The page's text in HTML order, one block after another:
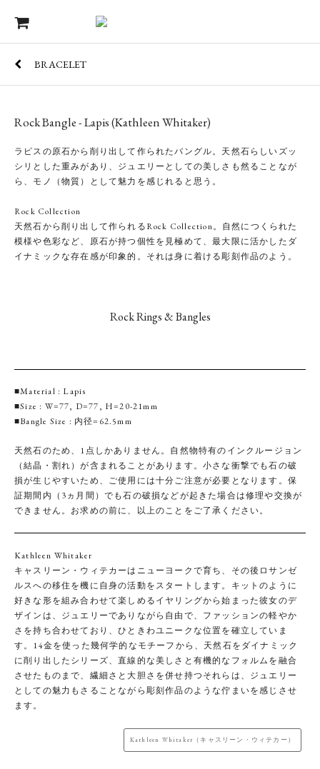
BRACELET
Rock Bangle - Lapis (Kathleen Whitaker)
ラピスの原石から削り出して作られたバングル。天然石らしいズッ
シリとした重みがあり、ジュエリーとしての美しさも然ることなが
ら、モノ（物質）として魅力を感じれると思う。
Rock Collection
天然石から削り出して作られるRock Collection。自然につくられた
模様や色彩など、原石が持つ個性を見極めて、最大限に活かしたダ
イナミックな存在感が印象的。それは身に着ける彫刻作品のよう。
Rock Rings & Bangles
■Material : Lapis
■Size : W=77, D=77, H=20-21mm
■Bangle Size : 内径=62.5mm
天然石のため、1点しかありません。自然物特有のインクルージョン
（結晶・割れ）が含まれることがあります。小さな衝撃でも石の破
損が生じやすいため、ご使用には十分ご注意が必要となります。保
証期間内（3ヵ月間）でも石の破損などが起きた場合は修理や交換が
できません。お求めの前に、以上のことをご了承ください。
Kathleen Whitaker
キャスリーン・ウィテカーはニューヨークで育ち、その後ロサンゼ
ルスへの移住を機に自身の活動をスタートします。キットのように
好きな形を組み合わせて楽しめるイヤリングから始まった彼女のデ
ザインは、ジュエリーでありながら自由で、ファッションの軽やか
さを持ち合わせており、ひときわユニークな位置を確立していま
す。14金を使った幾何学的なモチーフから、天然石をダイナミック
に削り出したシリーズ、直線的な美しさと有機的なフォルムを融合
させたものまで、繊細さと大胆さを併せ持つそれらは、ジュエリー
としての魅力もさることながら彫刻作品のような佇まいを感じさせ
ます。
Kathleen Whitaker（キャスリーン・ウィテカー）